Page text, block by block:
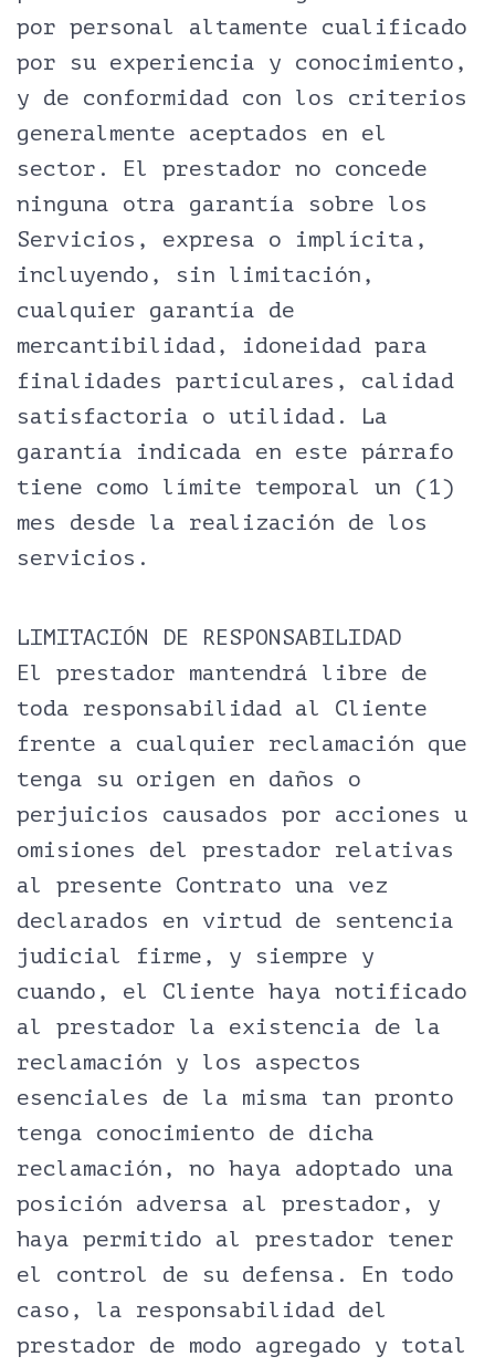
por personal altamente cualificado
por su experiencia y conocimiento,
y de conformidad con los criterios
generalmente aceptados en el
sector. El prestador no concede
ninguna otra garantía sobre los
Servicios, expresa o implícita,
incluyendo, sin limitación,
cualquier garantía de
mercantibilidad, idoneidad para
finalidades particulares, calidad
satisfactoria o utilidad. La
garantía indicada en este párrafo
tiene como límite temporal un (1)
mes desde la realización de los
servicios.
LIMITACIÓN DE RESPONSABILIDAD
El prestador mantendrá libre de
toda responsabilidad al Cliente
frente a cualquier reclamación que
tenga su origen en daños o
perjuicios causados por acciones u
omisiones del prestador relativas
al presente Contrato una vez
declarados en virtud de sentencia
judicial firme, y siempre y
cuando, el Cliente haya notificado
al prestador la existencia de la
reclamación y los aspectos
esenciales de la misma tan pronto
tenga conocimiento de dicha
reclamación, no haya adoptado una
posición adversa al prestador, y
haya permitido al prestador tener
el control de su defensa. En todo
caso, la responsabilidad del
prestador de modo agregado y total